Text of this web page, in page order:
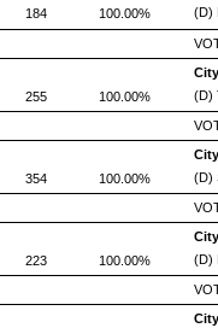
184 100.00% (D)
255 100.00% (D)
354 100.00% (D)
223 100.00% (D)